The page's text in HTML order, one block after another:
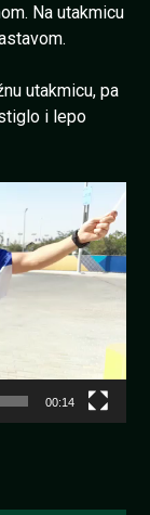
Na utakmicu
utakmicu, pa
i lepo
00:14